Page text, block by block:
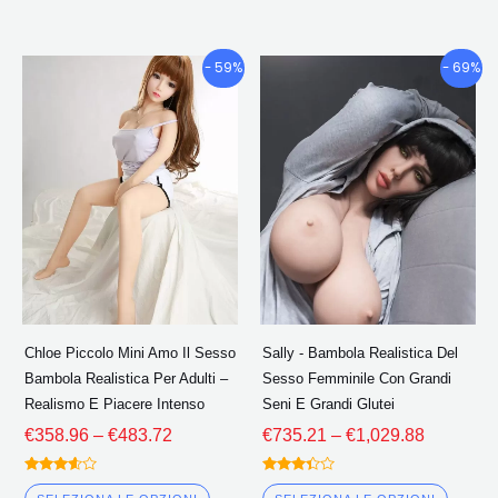
- 59%
Chloe Piccolo Mini Amo Il Sesso
Bambola Realistica Per Adulti –
Realismo E Piacere Intenso
€358.96 – €483.72
Fascia
di
prezzo:
€358.96
Attraverso
€483.72
Valutato
Questo
opzioni
possono
essere
nella
pagina
prodotto
- 69%
Sally - Bambola Realistica Del
Sesso Femminile Con Grandi
Seni E Grandi Glutei
€735.21 – €1,029.88
Fascia
prezzo:
€735.21
Valutato
ha
più
nella